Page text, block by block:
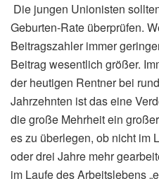
Die jungen Unionisten
Geburten-Rate überprüfen.
Beitragszahler immer
Beitrag wesentlich größer.
der heutigen Rentner bei
Jahrzehnten ist das eine
die große Mehrheit ein
es zu überlegen, ob nicht im
oder drei Jahre mehr
im Laufe des Arbeitslebens